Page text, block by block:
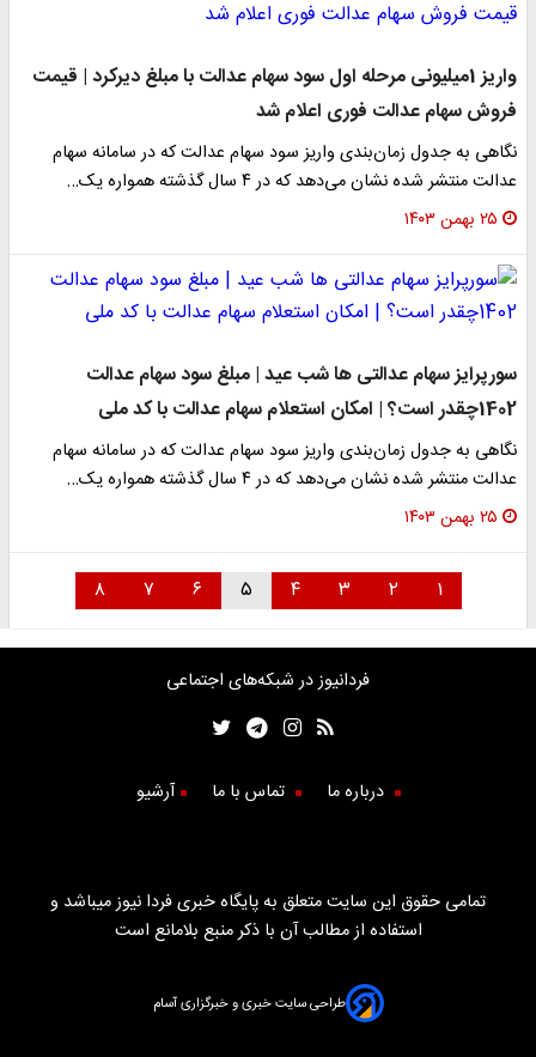
واریز 1میلیونی مرحله اول سود سهام عدالت با مبلغ دیرکرد | قیمت
فروش سهام عدالت فوری اعلام شد
نگاهی به جدول زمان‌بندی واریز سود سهام عدالت که در سامانه سهام
عدالت منتشر شده نشان می‌دهد که در ۴ سال گذشته همواره یک…
۲۵ بهمن ۱۴۰۳
سورپرایز سهام عدالتی ها شب عید | مبلغ سود سهام عدالت
1402چقدر است؟ | امکان استعلام سهام عدالت با کد ملی
نگاهی به جدول زمان‌بندی واریز سود سهام عدالت که در سامانه سهام
عدالت منتشر شده نشان می‌دهد که در ۴ سال گذشته همواره یک…
۲۵ بهمن ۱۴۰۳
۱ ۲ ۳ ۴ ۵ ۶ ۷ ۸
فردانیوز در شبکه‌های اجتماعی
درباره ما تماس با ما آرشیو
تمامی حقوق این سایت متعلق به پایگاه خبری فردا نیوز میباشد و
استفاده از مطالب آن با ذکر منبع بلامانع است
طراحی سایت خبری و خبرگزاری آسام